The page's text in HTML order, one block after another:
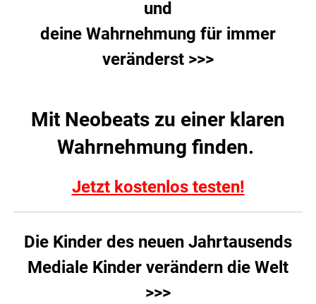
und
deine Wahrnehmung für immer
veränderst >>>
Mit Neobeats zu einer klaren
Wahrnehmung finden.
Jetzt kostenlos testen!
Die Kinder des neuen Jahrtausends
Mediale Kinder verändern die Welt
>>>